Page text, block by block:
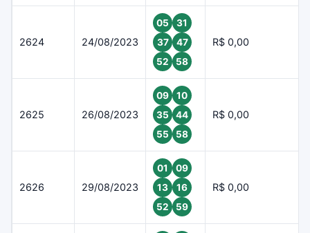
2624 24/08/2023
05
31
37
47
52
58
R$ 0,00
2625 26/08/2023
09
10
35
44
55
58
R$ 0,00
2626 29/08/2023
01
09
13
16
52
59
R$ 0,00